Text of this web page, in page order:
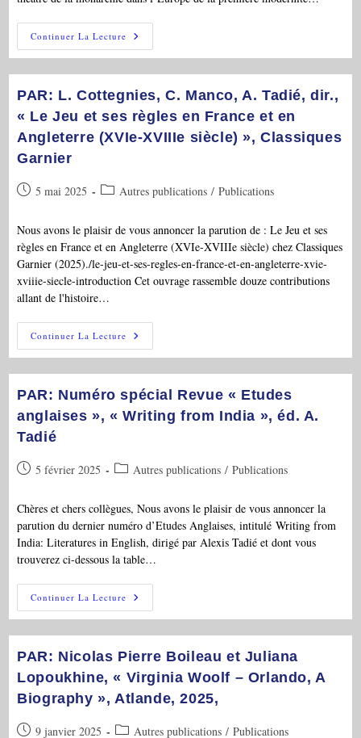
Continuer La Lecture PAR:
« Littératures
Classiques »,
»
Le
Corps
Du
Monarque
De
Dans
L’Europe
De
La
Première
Modernité »
PAR: L. Cottegnies, C. Manco, A. Tadié, dir.,
« Le Jeu et ses règles en France et en
Angleterre (XVIe-XVIIIe siècle) », Classiques
Garnier
Publication
5 mai 2025
Post Autres publications / Publications
Nous avons le plaisir de vous annoncer la parution de : Le Jeu et ses
règles en France et en Angleterre (XVIe-XVIIIe siècle) chez Classiques
Garnier (2025)./le-jeu-et-ses-regles-en-france-et-en-angleterre-xvie-
xviiie-siecle-introduction Cet ouvrage rassemble douze contributions
allant de l'histoire…
Continuer La Lecture PAR:
L.
Cottegnies,
A.
Tadié,
Dir.,
« Le
Règles
Et
En
Angleterre
(XVIe-
XVIIIe
Siècle) »,
Garnier
PAR: Numéro spécial Revue « Etudes
anglaises », « Writing from India », éd. A.
Tadié
Publication
5 février 2025
Post Autres publications / Publications
Chères et chers collègues, Nous avons le plaisir de vous annoncer la
parution du dernier numéro d’Etudes Anglaises, intitulé Writing from
India: Literatures in English, dirigé par Alexis Tadié et dont vous
trouverez ci-dessous la table…
Continuer La Lecture PAR:
Numéro
Spécial
Anglaises »,
« Writing
From
India »,
Éd.
PAR: Nicolas Pierre Boileau et Juliana
Lopoukhine, « Virginia Woolf – Orlando, A
Biography », Atlande, 2025,
Publication
9 janvier 2025
Post Autres publications / Publications